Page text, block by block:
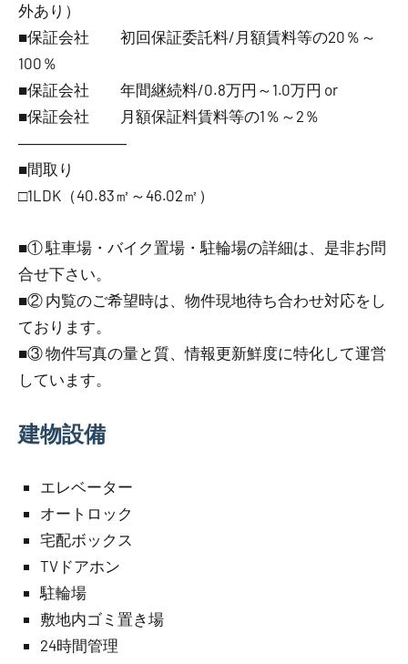
外あり）
■保証会社 初回保証委託料/月額賃料等の20％～
100％
■保証会社 年間継続料/0.8万円～1.0万円 or
■保証会社 月額保証料賃料等の1％～2％
―――――――
■間取り
□1LDK（40.83㎡～46.02㎡）
■① 駐車場・バイク置場・駐輪場の詳細は、是非お問
合せ下さい。
■② 内覧のご希望時は、物件現地待ち合わせ対応をし
ております。
■③ 物件写真の量と質、情報更新鮮度に特化して運営
しています。
建物設備
エレベーター
オートロック
宅配ボックス
TVドアホン
駐輪場
敷地内ゴミ置き場
24時間管理